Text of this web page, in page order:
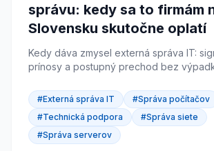
správu: kedy sa to firmám
Slovensku skutočne oplatí
Kedy dáva zmysel externá správa IT:
prínosy a postupný prechod bez
#Externá správa IT
#Správa počítačov
#Technická podpora
#Správa siete
#Správa serverov